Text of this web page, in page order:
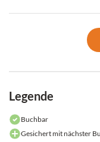
Legende
Buchbar
Gesichert mit nächster